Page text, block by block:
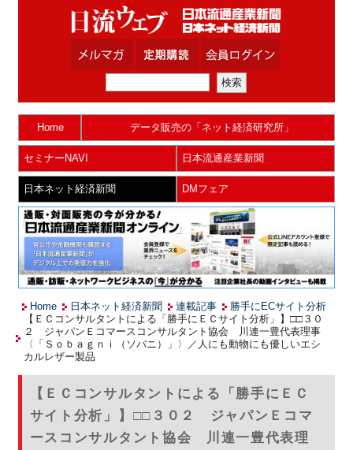
Home データ販売の「ネット経済研究所」
セミナーNAVI 日本流通産業新聞
日本ネット経済新聞 DMフェア
Home 日本ネット経済新聞 連載記事
勝手にECサイト分析
【ＥＣコンサルタントによる「勝手にＥＣサイト分析」】□□３０
２ ジャパンＥコマースコンサルタント協会 川連一豊代表理事
〈「Ｓｏｂａｇｎｉ（ソバニ）」〉／人にも動物にも優しいエシ
カルレザー製品
【ＥＣコンサルタントによる「勝手にＥＣ
サイト分析」】□□３０２ ジャパンＥコマ
ースコンサルタント協会 川連一豊代表理